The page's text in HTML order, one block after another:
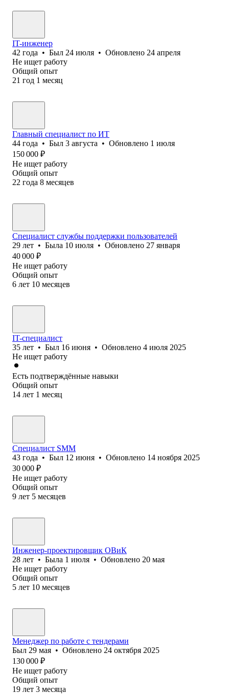
IT-инженер
42 года • Был 24 июля • Обновлено 24 апреля
Не ищет работу
Общий опыт
21 год 1 месяц
Главный специалист по ИТ
44 года • Был 3 августа • Обновлено 1 июля
150 000 ₽
Не ищет работу
Общий опыт
22 года 8 месяцев
Специалист службы поддержки пользователей
29 лет • Была 10 июля • Обновлено 27 января
40 000 ₽
Не ищет работу
Общий опыт
6 лет 10 месяцев
IT-специалист
35 лет • Был 16 июня • Обновлено 4 июля 2025
Не ищет работу
Есть подтверждённые навыки
Общий опыт
14 лет 1 месяц
Специалист SMM
43 года • Был 12 июня • Обновлено 14 ноября 2025
30 000 ₽
Не ищет работу
Общий опыт
9 лет 5 месяцев
Инженер-проектировщик ОВиК
28 лет • Была 1 июля • Обновлено 20 мая
Не ищет работу
Общий опыт
5 лет 10 месяцев
Менеджер по работе с тендерами
Был 29 мая • Обновлено 24 октября 2025
130 000 ₽
Не ищет работу
Общий опыт
19 лет 3 месяца